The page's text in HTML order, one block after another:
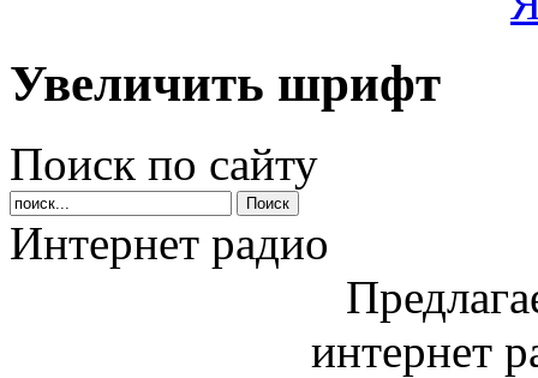
Увеличить шрифт
Поиск по сайту
Интернет радио
интернет